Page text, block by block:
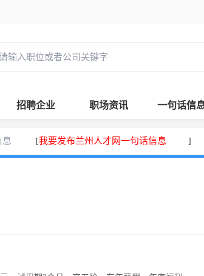
招聘企业 职场资讯 一句话信
息 [我要发布兰州人才网一句话信息 ]